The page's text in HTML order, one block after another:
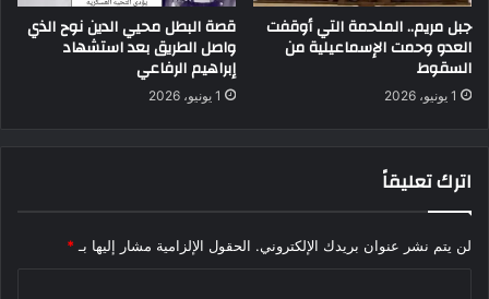
جبل مريم.. الملحمة التي أوقفت
العدو وحمت الإسماعيلية من
السقوط
1 يونيو، 2026
قصة البطل محيي الدين نوح الذي
واصل الطريق بعد استشهاد
إبراهيم الرفاعي
1 يونيو، 2026
اترك تعليقاً
لن يتم نشر عنوان بريدك الإلكتروني. الحقول الإلزامية مشار إليها بـ *